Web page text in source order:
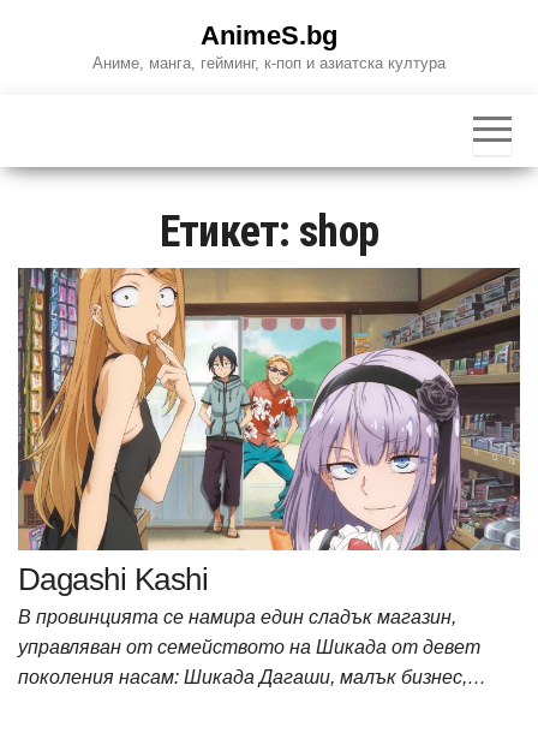
AnimeS.bg
Аниме, манга, гейминг, к-поп и азиатска култура
Етикет: shop
Dagashi Kashi
В провинцията се намира един сладък магазин,
управляван от семейството на Шикада от девет
поколения насам: Шикада Дагаши, малък бизнес,…